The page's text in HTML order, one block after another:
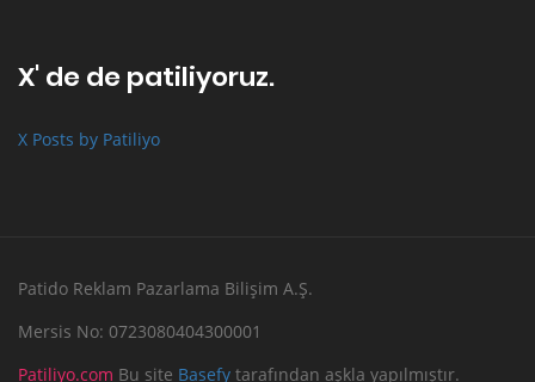
X' de de patiliyoruz.
X Posts by Patiliyo
Patido Reklam Pazarlama Bilişim A.Ş.
Mersis No: 0723080404300001
Patiliyo.com Bu site Basefy tarafından aşkla yapılmıştır.